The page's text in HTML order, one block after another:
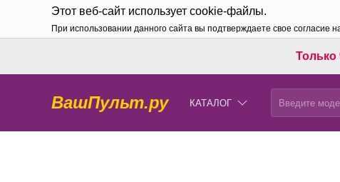
Этот веб-сайт использует cookie-файлы.
При использовании данного сайта вы подтверждаете свое согласие
Только
ВашПульт.ру КАТАЛОГ